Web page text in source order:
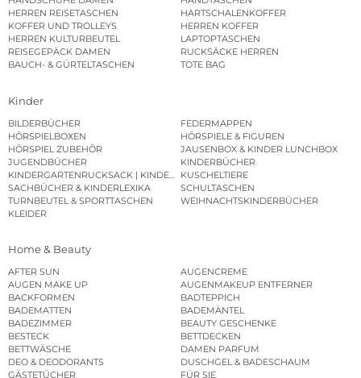
HERREN REISETASCHEN
HARTSCHALENKOFFER
KOFFER UND TROLLEYS
HERREN KOFFER
HERREN KULTURBEUTEL
LAPTOPTASCHEN
REISEGEPÄCK DAMEN
RUCKSÄCKE HERREN
BAUCH- & GÜRTELTASCHEN
TOTE BAG
Kinder
BILDERBÜCHER
FEDERMAPPEN
HÖRSPIELBOXEN
HÖRSPIELE & FIGUREN
HÖRSPIEL ZUBEHÖR
JAUSENBOX & KINDER LUNCHBOX
JUGENDBÜCHER
KINDERBÜCHER
KINDERGARTENRUCKSACK | KINDERGARTENBEUTEL
KUSCHELTIERE
SACHBÜCHER & KINDERLEXIKA
SCHULTASCHEN
TURNBEUTEL & SPORTTASCHEN
WEIHNACHTSKINDERBÜCHER
KLEIDER
Home & Beauty
AFTER SUN
AUGENCREME
AUGEN MAKE UP
AUGENMAKEUP ENTFERNER
BACKFORMEN
BADTEPPICH
BADEMATTEN
BADEMÄNTEL
BADEZIMMER
BEAUTY GESCHENKE
BESTECK
BETTDECKEN
BETTWÄSCHE
DAMEN PARFUM
DEO & DEODORANTS
DUSCHGEL & BADESCHAUM
GÄSTETÜCHER
FÜR SIE